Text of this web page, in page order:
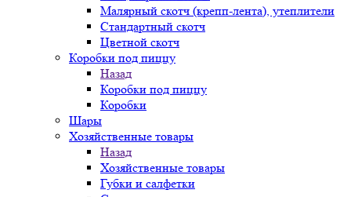
Малярный скотч (крепп-лента), утеплители
Стандартный скотч
Цветной скотч
Коробки под пиццу
Назад
Коробки под пиццу
Коробки
Шары
Хозяйственные товары
Назад
Хозяйственные товары
Губки и салфетки